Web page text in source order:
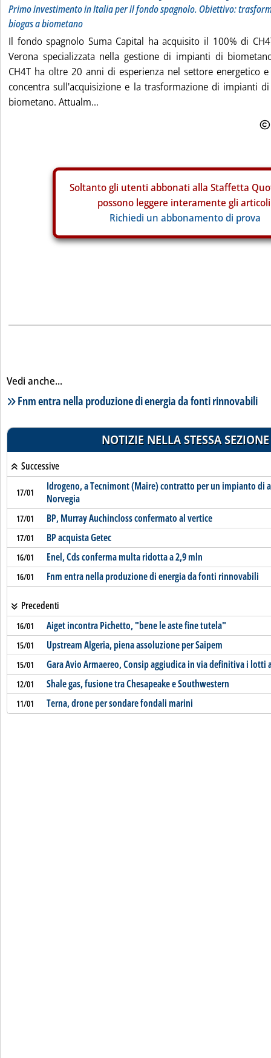
Primo investimento in Italia per il fondo spagnolo. Obiettivo:
biogas a biometano
Il fondo spagnolo Suma Capital ha acquisito il 100% di
Verona specializzata nella gestione di impianti di
CH4T ha oltre 20 anni di esperienza nel settore energetico
concentra sull'acquisizione e la trasformazione di impianti
biometano. Attualm...
Soltanto gli utenti abbonati alla Staffetta
possono leggere interamente gli
Richiedi un abbonamento di prova
Vedi anche...
Lista notizie correlate
Fnm entra nella produzione di energia da fonti rinnovabili
NOTIZIE NELLA STESSA SEZIONE
Successive
17/01
Idrogeno, a Tecnimont (Maire) contratto per un impianto di
Norvegia
17/01 BP, Murray Auchincloss confermato al vertice
17/01 BP acquista Getec
16/01 Enel, Cds conferma multa ridotta a 2,9 mln
16/01 Fnm entra nella produzione di energia da fonti rinnovabili
Precedenti
16/01 Aiget incontra Pichetto, "bene le aste fine tutela"
15/01 Upstream Algeria, piena assoluzione per Saipem
15/01 Gara Avio Armaereo, Consip aggiudica in via definitiva i lotti
12/01 Shale gas, fusione tra Chesapeake e Southwestern
11/01 Terna, drone per sondare fondali marini